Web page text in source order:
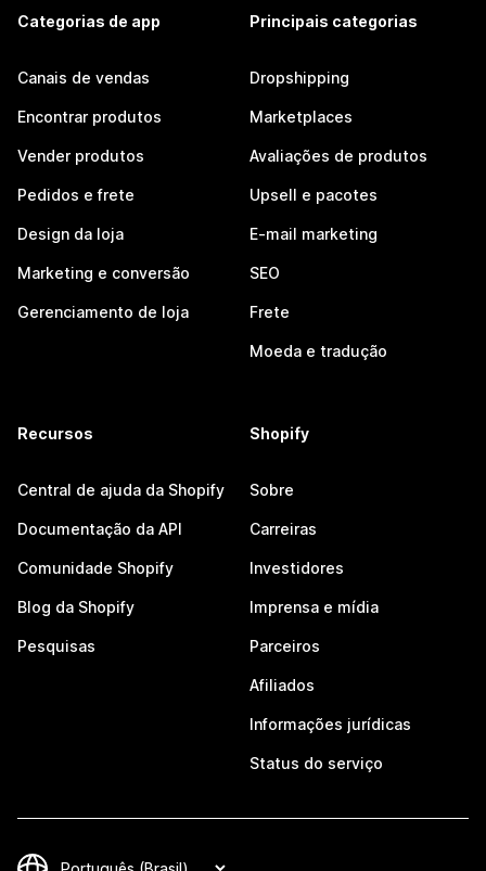
Categorias de app
Canais de vendas
Encontrar produtos
Vender produtos
Pedidos e frete
Design da loja
Marketing e conversão
Gerenciamento de loja
Principais categorias
Dropshipping
Marketplaces
Avaliações de produtos
Upsell e pacotes
E-mail marketing
SEO
Frete
Moeda e tradução
Recursos
Central de ajuda da Shopify
Documentação da API
Comunidade Shopify
Blog da Shopify
Pesquisas
Shopify
Sobre
Carreiras
Investidores
Imprensa e mídia
Parceiros
Afiliados
Informações jurídicas
Status do serviço